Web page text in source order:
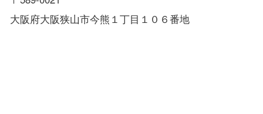
大阪府大阪狭山市今熊１丁目１０６番地